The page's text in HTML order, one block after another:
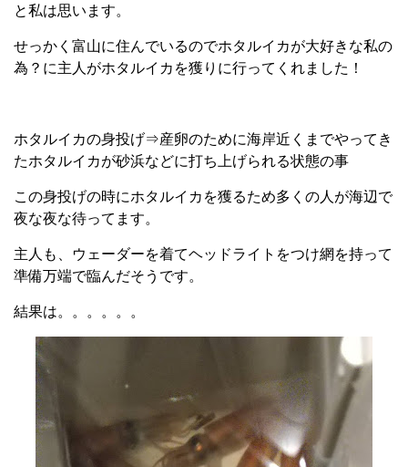
と私は思います。
せっかく富山に住んでいるのでホタルイカが大好きな私の
為？に主人がホタルイカを獲りに行ってくれました！
ホタルイカの身投げ⇒産卵のために海岸近くまでやってき
たホタルイカが砂浜などに打ち上げられる状態の事
この身投げの時にホタルイカを獲るため多くの人が海辺で
夜な夜な待ってます。
主人も、ウェーダーを着てヘッドライトをつけ網を持って
準備万端で臨んだそうです。
結果は。。。。。。